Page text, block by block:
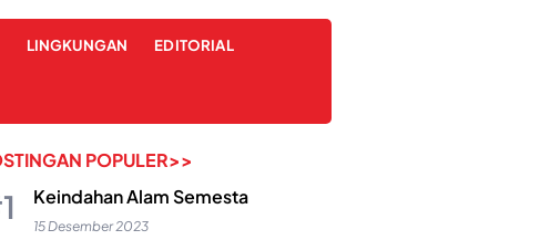
LINGKUNGAN EDITORIAL
POPULER>>
Keindahan Alam Semesta
15 Desember 2023